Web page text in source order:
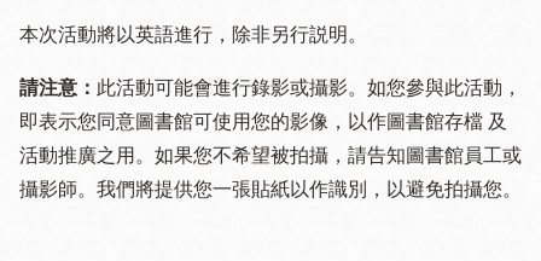
本次活動將以英語進行，除非另行説明。
請注意： 此活動可能會進行錄影或攝影。如您參與此活動，
即表示您同意圖書館可使用您的影像，以作圖書館存檔 及
活動推廣之用。如果您不希望被拍攝，請告知圖書館員工或
攝影師。我們將提供您一張貼紙以作識別，以避免拍攝您。